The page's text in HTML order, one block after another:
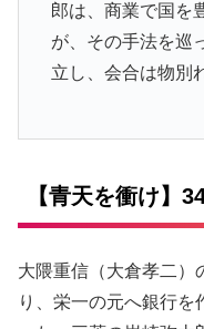
郎は、商業で国を
が、その手法を巡
立し、会合は物別
【青天を衝け】
大隈重信（大倉孝二）
り、栄一の元へ銀行を